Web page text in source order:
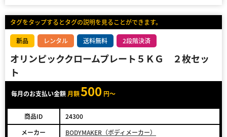
タグをタップするとタグの説明を見ることができます。
新品 レンタル 送料無料 2段階決済
オリンピッククロームプレート５ＫＧ ２枚セッ
ト
毎月のお支払い金額 月額500 円～
商品ID
24300
メーカー
BODYMAKER（ボディメーカー）